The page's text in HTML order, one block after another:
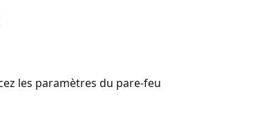
les paramètres du pare-feu